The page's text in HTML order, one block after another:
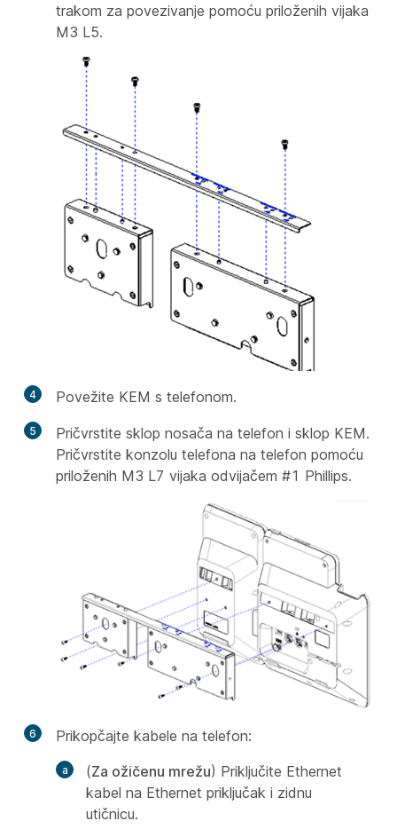
trakom za povezivanje pomoću priloženih vijaka
M3 L5.
4 Povežite KEM s telefonom.
5
Pričvrstite sklop nosača na telefon i sklop KEM.
Pričvrstite konzolu telefona na telefon pomoću
priloženih M3 L7 vijaka odvijačem #1 Phillips.
6
Prikopčajte kabele na telefon:
(Za ožičenu mrežu) Priključite Ethernet
kabel na Ethernet priključak i zidnu
utičnicu.